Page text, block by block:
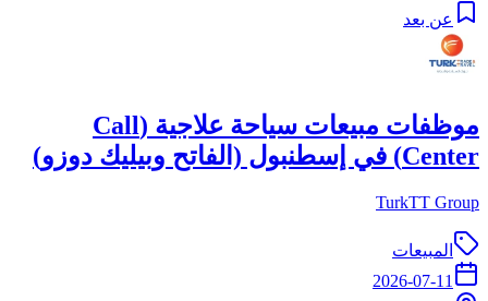
عن بعد
موظفات مبيعات سياحة علاجية (Call
Center) في إسطنبول (الفاتح وبيليك دوزو)
TurkTT Group
المبيعات
2026-07-11